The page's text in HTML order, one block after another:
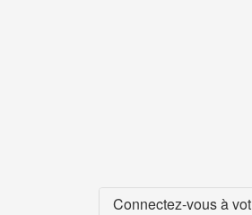
Connectez-vous à